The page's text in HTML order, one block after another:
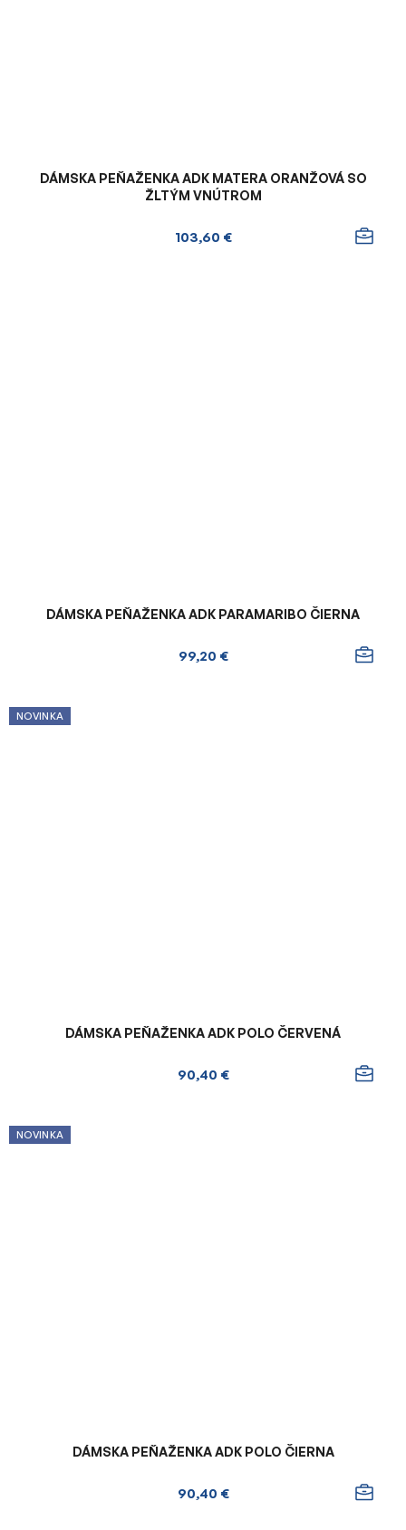
DÁMSKA PEŇAŽENKA ADK MATERA ORANŽOVÁ SO
ŽLTÝM VNÚTROM
103,60 €
DÁMSKA PEŇAŽENKA ADK PARAMARIBO ČIERNA
99,20 €
NOVINKA
DÁMSKA PEŇAŽENKA ADK POLO ČERVENÁ
90,40 €
NOVINKA
DÁMSKA PEŇAŽENKA ADK POLO ČIERNA
90,40 €